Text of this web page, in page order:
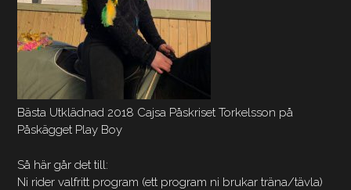
Bästa Utklädnad 2018 Cajsa Påskriset Torkelsson på
Påskägget Play Boy
Så här går det till:
Ni rider valfritt program (ett program ni brukar träna/tävla)